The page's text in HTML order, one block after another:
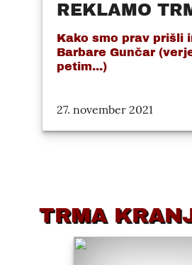
REKLAMO
Kako smo prav prišli
Barbare Gunčar
petim...)
27. november 2021
TRMA